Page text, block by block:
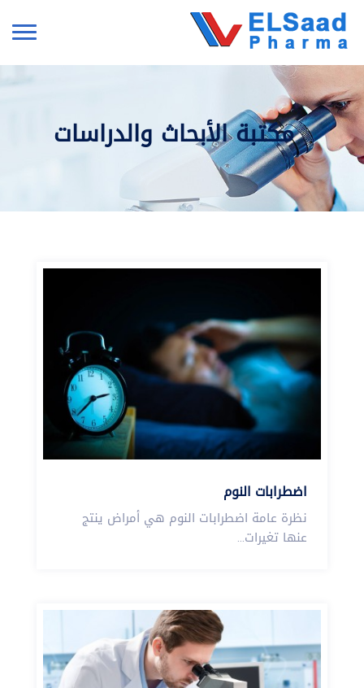
مكتبة الأبحاث والدراسات
اضطرابات النوم
نظرة عامة اضطرابات النوم هي أمراض ينتج
عنها تغيرات...